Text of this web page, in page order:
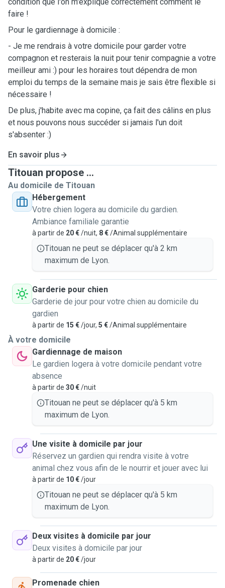
faire !
Pour le gardiennage à domicile :
- Je me rendrais à votre domicile pour garder votre
compagnon et resterais la nuit pour tenir compagnie a votre
meilleur ami :) pour les horaires tout dépendra de mon
emploi du temps de la semaine mais je sais être flexible si
nécessaire !
De plus, j'habite avec ma copine, ça fait des câlins en plus
et nous pouvons nous succéder si jamais l'un doit
s'absenter :)
En savoir plus
Titouan propose ...
Au domicile de Titouan
Hébergement
Votre chien logera au domicile du gardien.
Ambiance familiale garantie
à partir de 20 €/nuit, 8 €/Animal supplémentaire
Titouan ne peut se déplacer qu'à 2 km
maximum de Lyon.
Garderie pour chien
Garderie de jour pour votre chien au domicile du
gardien
à partir de 15 €/jour, 5 €/Animal supplémentaire
À votre domicile
Gardiennage de maison
Le gardien logera à votre domicile pendant votre
absence
à partir de 30 €/nuit
Titouan ne peut se déplacer qu'à 5 km
maximum de Lyon.
Une visite à domicile par jour
Réservez un gardien qui rendra visite à votre
animal chez vous afin de le nourrir et jouer avec lui
à partir de 10 €/jour
Titouan ne peut se déplacer qu'à 5 km
maximum de Lyon.
Deux visites à domicile par jour
Deux visites à domicile par jour
à partir de 20 €/jour
Promenade chien